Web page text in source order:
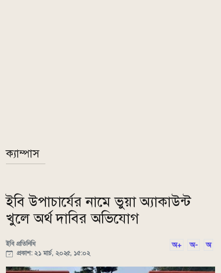
ক্যাম্পাস
ইবি উপাচার্যের নামে ভুয়া অ্যাকাউন্ট
খুলে অর্থ দাবির অভিযোগ
ইবি প্রতিনিধি
প্রকাশ: ২১ মার্চ, ২০২৫, ১৫:০২
অ+ অ- অ